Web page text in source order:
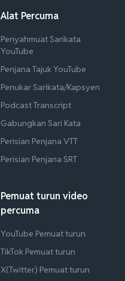
Alat Percuma
Penyahmuat Sarikata
YouTube
Penjana Tajuk YouTube
Penukar Sarikata/Kapsyen
Podcast Transcript
Gabungkan Sari Kata
Perisian Penjana VTT
Perisian Penjana SRT
Pemuat turun video
percuma
YouTube Pemuat turun
TikTok Pemuat turun
X(Twitter) Pemuat turun